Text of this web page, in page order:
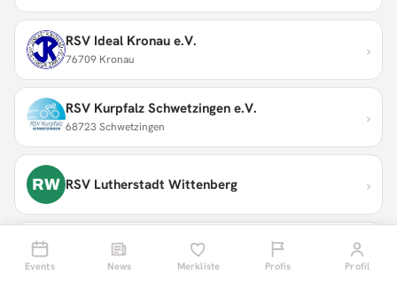
RSV Ideal Kronau e.V.
76709 Kronau ›
RSV Kurpfalz Schwetzingen e.V.
68723 Schwetzingen ›
RW RSV Lutherstadt Wittenberg ›
RSV Moosburg e.V.
85368 Moosburg a.d. Isar
Events News Merkliste Profis Profil